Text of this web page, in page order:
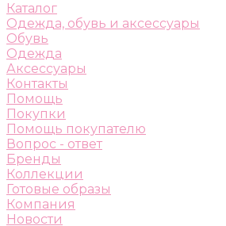
Каталог
Одежда, обувь и аксессуары
Обувь
Одежда
Аксессуары
Контакты
Помощь
Покупки
Помощь покупателю
Вопрос - ответ
Бренды
Коллекции
Готовые образы
Компания
Новости